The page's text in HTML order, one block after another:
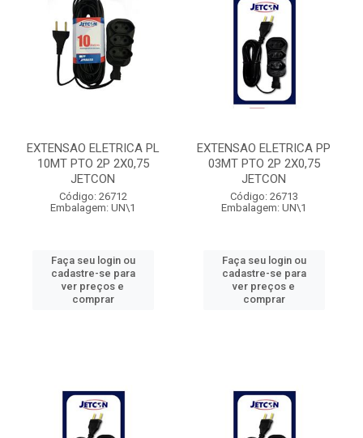
EXTENSAO ELETRICA PL
10MT PTO 2P 2X0,75
JETCON
Código: 26712
Embalagem: UN\1
Faça seu login ou
cadastre-se para
ver preços e
comprar
EXTENSAO ELETRICA PP
03MT PTO 2P 2X0,75
JETCON
Código: 26713
Embalagem: UN\1
Faça seu login ou
cadastre-se para
ver preços e
comprar